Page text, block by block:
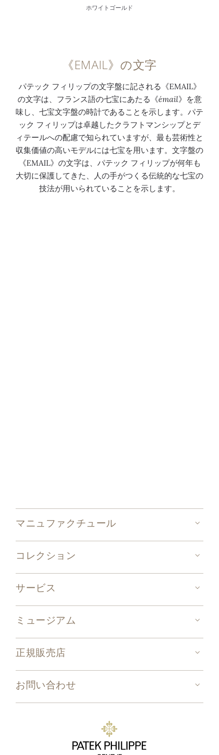
ホワイトゴールド
《EMAIL》の文字
パテック フィリップの文字盤に記される《EMAIL》
の文字は、フランス語の七宝にあたる《émail》を意
味し、七宝文字盤の時計であることを示します。パテ
ック フィリップは卓越したクラフトマンシップとデ
ィテールへの配慮で知られていますが、最も芸術性と
収集価値の高いモデルには七宝を用います。文字盤の
《EMAIL》の文字は、パテック フィリップが何年も
大切に保護してきた、人の手がつくる伝統的な七宝の
技法が用いられていることを示します。
マニュファクチュール
コレクション
サービス
ミュージアム
正規販売店
お問い合わせ